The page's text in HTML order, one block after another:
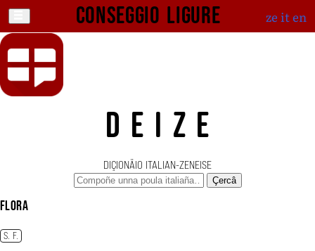
Conseggio ligure ze iten
DEIZE
DIÇIONÄIO ITALIAN-ZENEISE
Çercâ
flora
S. F.